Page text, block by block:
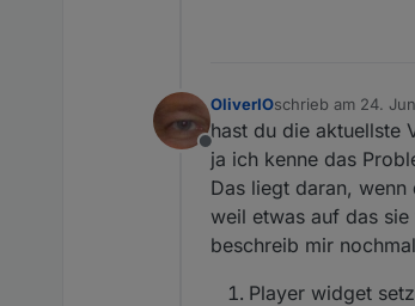
Offline
OliverIOschrieb am 24.
zuletzt editiert von
hast du die aktuellste
ja ich kenne das
Das liegt daran,
weil etwas auf das
beschreib mir
Player widget